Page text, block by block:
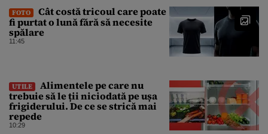
FOTO
Cât costă tricoul care poate
fi purtat o lună fără să necesite
spălare
11:45
UTILE
Alimentele pe care nu
trebuie să le ții niciodată pe ușa
frigiderului. De ce se strică mai
repede
10:29